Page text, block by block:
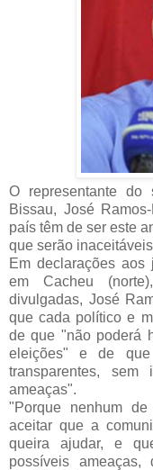
O representante do
Bissau, José
país têm de ser este
que serão
Em declarações aos
em Cacheu
divulgadas, José
que cada político e
de que "não poderá
eleições" e de
transparentes,
ameaças".
"Porque nenhum
aceitar que a
queira ajudar, e
possíveis